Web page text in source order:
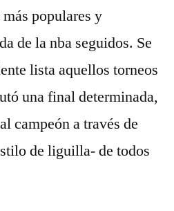
populares y
de la nba seguidos. Se
lista aquellos torneos
una final determinada,
campeón a través de
de liguilla- de todos